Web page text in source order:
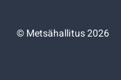
©Metsähallitus 2026